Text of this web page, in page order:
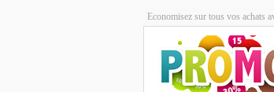
Economisez sur tous vos achats